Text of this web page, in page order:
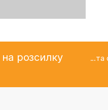
на розсилку ...та